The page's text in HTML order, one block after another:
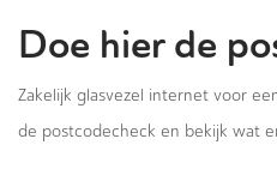
Doe hier de
Zakelijk glasvezel internet voor
de postcodecheck en bekijk wat